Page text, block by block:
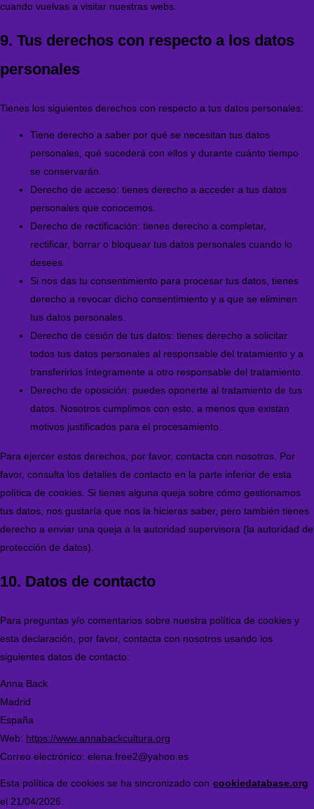
cuando vuelvas a visitar nuestras webs.
9. Tus derechos con respecto a los datos
personales
Tienes los siguientes derechos con respecto a tus datos personales:
Tiene derecho a saber por qué se necesitan tus datos
personales, qué sucederá con ellos y durante cuánto tiempo
se conservarán.
Derecho de acceso: tienes derecho a acceder a tus datos
personales que conocemos.
Derecho de rectificación: tienes derecho a completar,
rectificar, borrar o bloquear tus datos personales cuando lo
desees.
Si nos das tu consentimiento para procesar tus datos, tienes
derecho a revocar dicho consentimiento y a que se eliminen
tus datos personales.
Derecho de cesión de tus datos: tienes derecho a solicitar
todos tus datos personales al responsable del tratamiento y a
transferirlos íntegramente a otro responsable del tratamiento.
Derecho de oposición: puedes oponerte al tratamiento de tus
datos. Nosotros cumplimos con esto, a menos que existan
motivos justificados para el procesamiento.
Para ejercer estos derechos, por favor, contacta con nosotros. Por
favor, consulta los detalles de contacto en la parte inferior de esta
política de cookies. Si tienes alguna queja sobre cómo gestionamos
tus datos, nos gustaría que nos la hicieras saber, pero también tienes
derecho a enviar una queja a la autoridad supervisora (la autoridad de
protección de datos).
10. Datos de contacto
Para preguntas y/o comentarios sobre nuestra política de cookies y
esta declaración, por favor, contacta con nosotros usando los
siguientes datos de contacto:
Anna Back
Madrid
España
Web: https://www.annabackcultura.org
Correo electrónico: elena.free2@yahoo.es
Esta política de cookies se ha sincronizado con cookiedatabase.org
el 21/04/2026.